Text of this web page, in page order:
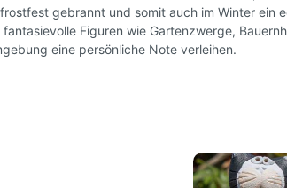
gebrannt und somit auch im Winter ein
Figuren wie Gartenzwerge,
eine persönliche Note verleihen.